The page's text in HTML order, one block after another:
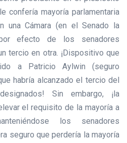
confería mayoría parlamentaria
una Cámara (en el Senado la
efecto de los senadores
tercio en otra. ¡Dispositivo que
a Patricio Aylwin (seguro
habría alcanzado el tercio del
Sin embargo, ¡la
el requisito de la mayoría a
los senadores
seguro que perdería la mayoría